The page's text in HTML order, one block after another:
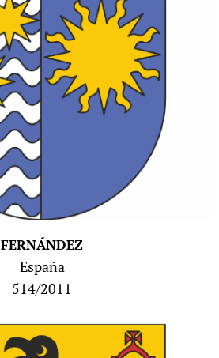
FERNÁNDEZ
España
514/2011